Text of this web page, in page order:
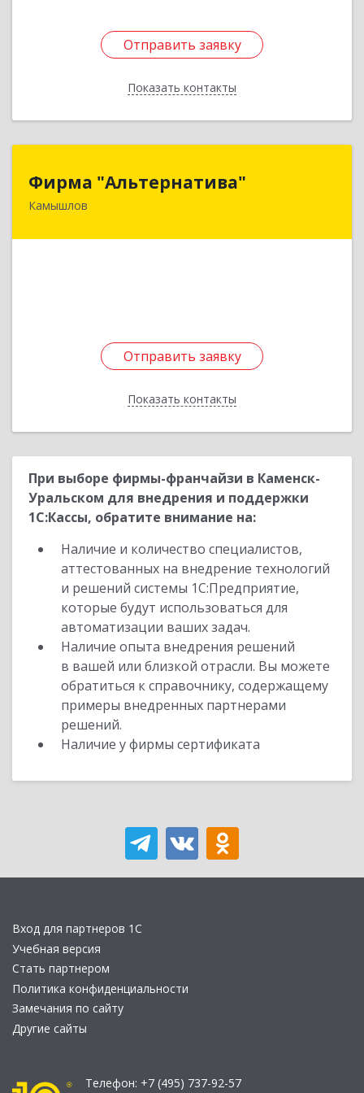
Отправить заявку
Показать контакты
Отправить заявку
Назад
Фирма "Альтернатива"
Камышлов
Отправить заявку
Показать контакты
624860, Свердловская обл, Камышлов г, Ленина
Отправить заявку
Назад
При выборе фирмы-франчайзи в Каменск-
Уральском для внедрения и поддержки
1С:Кассы, обратите внимание на:
Наличие и количество специалистов,
аттестованных на внедрение технологий
и решений системы 1С:Предприятие,
которые будут использоваться для
автоматизации ваших задач.
Наличие опыта внедрения решений
в вашей или близкой отрасли. Вы можете
обратиться к справочнику, содержащему
примеры внедренных партнерами
решений.
Наличие у фирмы сертификата
Вход для партнеров 1С
Учебная версия
Стать партнером
Политика конфиденциальности
Замечания по сайту
Другие сайты
Телефон: +7 (495) 737-92-57